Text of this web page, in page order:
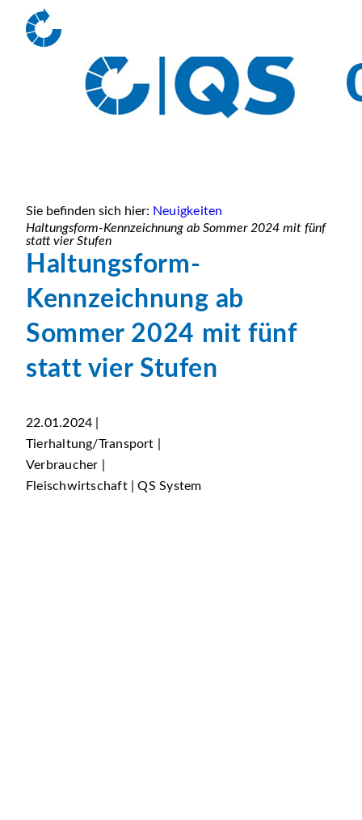
Sie befinden sich hier: Neuigkeiten
Haltungsform-Kennzeichnung ab Sommer 2024 mit fünf
statt vier Stufen
Haltungsform-
Kennzeichnung ab
Sommer 2024 mit fünf
statt vier Stufen
22.01.2024 |
Tierhaltung/Transport |
Verbraucher |
Fleischwirtschaft | QS System